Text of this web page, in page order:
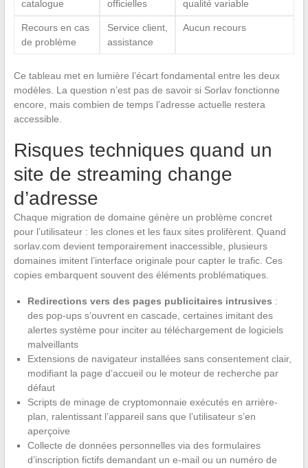
catalogue officielles qualité variable
Recours en cas
de problème
Service client,
assistance
Aucun recours
Ce tableau met en lumière l’écart fondamental entre les deux
modèles. La question n’est pas de savoir si Sorlav fonctionne
encore, mais combien de temps l’adresse actuelle restera
accessible.
Risques techniques quand un
site de streaming change
d’adresse
Chaque migration de domaine génère un problème concret
pour l’utilisateur : les clones et les faux sites prolifèrent. Quand
sorlav.com devient temporairement inaccessible, plusieurs
domaines imitent l’interface originale pour capter le trafic. Ces
copies embarquent souvent des éléments problématiques.
Redirections vers des pages publicitaires intrusives :
des pop-ups s’ouvrent en cascade, certaines imitant des
alertes système pour inciter au téléchargement de logiciels
malveillants
Extensions de navigateur installées sans consentement clair,
modifiant la page d’accueil ou le moteur de recherche par
défaut
Scripts de minage de cryptomonnaie exécutés en arrière-
plan, ralentissant l’appareil sans que l’utilisateur s’en
aperçoive
Collecte de données personnelles via des formulaires
d’inscription fictifs demandant un e-mail ou un numéro de